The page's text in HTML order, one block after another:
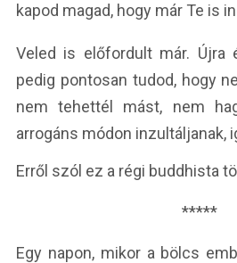
kapod magad, hogy már Te is
Veled is előfordult már. Újra
pedig pontosan tudod, hogy
nem tehettél mást, nem
arrogáns módon inzultáljanak,
Erről szól ez a régi buddhista
*****
Egy napon, mikor a bölcs